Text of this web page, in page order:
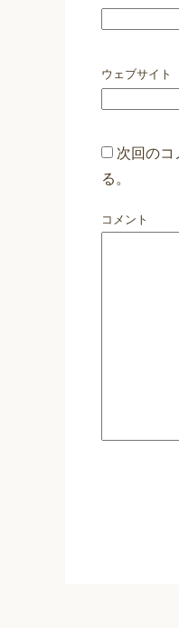
ウェブサイト
次回のコ
る。
コメント